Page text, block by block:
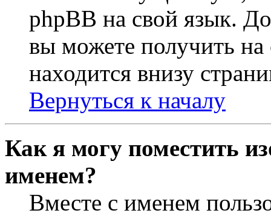
phpBB на свой язык.
вы можете получить на
находится внизу
Вернуться к началу
Как я могу поместить
именем?
Вместе с именем